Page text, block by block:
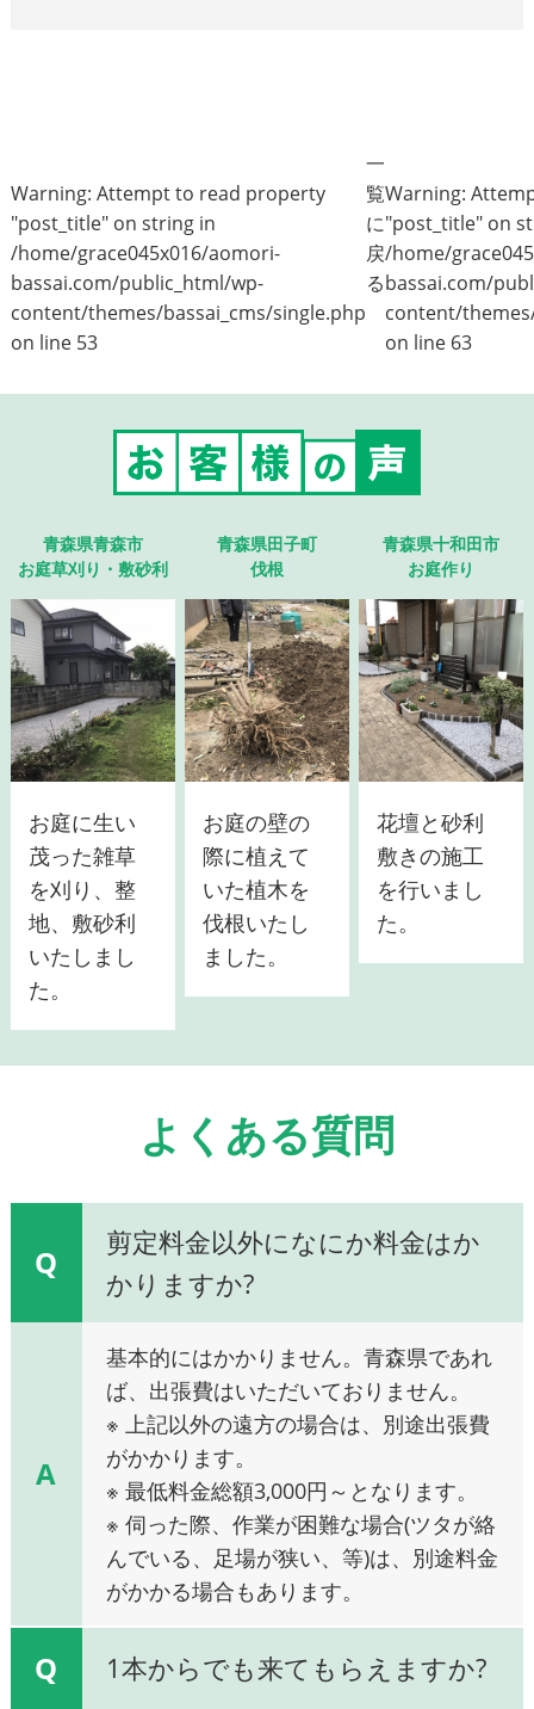
Warning: Attempt to read property
"post_title" on string in
/home/grace045x016/aomori-
bassai.com/public_html/wp-
content/themes/bassai_cms/single.php
on line 53
一
覧
に
戻
る
Warning:
"post_title" on
/home/
bassai.com/
content/
on line 63
青森県青森市
お庭草刈り・敷砂利
お庭に生い
茂った雑草
を刈り、整
地、敷砂利
いたしまし
た。
青森県田子町
伐根
お庭の壁の
際に植えて
いた植木を
伐根いたし
ました。
青森県十和田市
お庭作り
花壇と砂利
敷きの施工
を行いまし
た。
よくある質問
Q
剪定料金以外になにか料金はか
かりますか?
A
基本的にはかかりません。青森県であれ
ば、出張費はいただいておりません。
※ 上記以外の遠方の場合は、別途出張費
がかかります。
※ 最低料金総額3,000円～となります。
※ 伺った際、作業が困難な場合(ツタが絡
んでいる、足場が狭い、等)は、別途料金
がかかる場合もあります。
Q 1本からでも来てもらえますか?